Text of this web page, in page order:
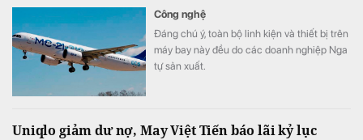
Công nghệ
Đáng chú ý, toàn bộ linh kiện và thiết bị trên
máy bay này đều do các doanh nghiệp Nga
tự sản xuất.
Uniqlo giảm dư nợ, May Việt Tiến báo lãi kỷ lục